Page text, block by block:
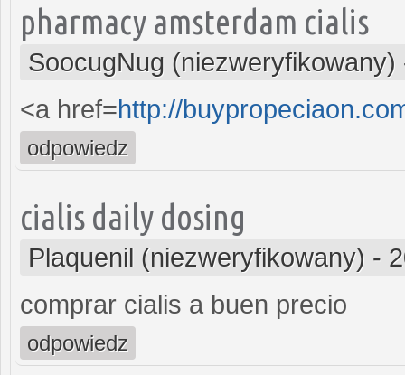
pharmacy amsterdam cialis
SoocugNug (niezweryfikowany)
<a href=http://
odpowiedz
cialis daily dosing
Plaquenil (niezweryfikowany) -
comprar cialis a buen precio
odpowiedz